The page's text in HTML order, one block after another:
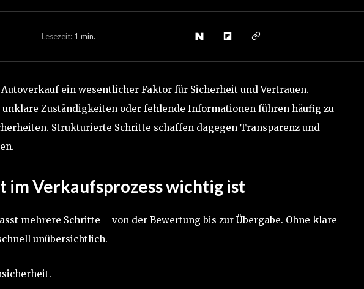
Lesezeit: 1 min.
ein wesentlicher Faktor für Sicherheit und Vertrauen.
unklare Zuständigkeiten oder fehlende Informationen führen häufig zu
Strukturierte Schritte schaffen dagegen Transparenz und
im Verkaufsprozess wichtig ist
mehrere Schritte – von der Bewertung bis zur Übergabe. Ohne klare
unübersichtlich.